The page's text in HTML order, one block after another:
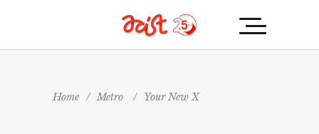
Home / Metro / Your New X